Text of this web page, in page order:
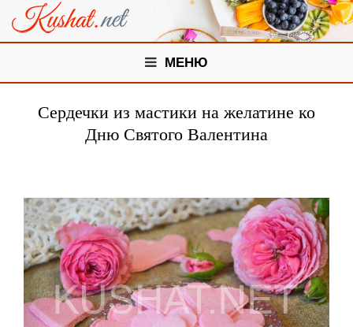
МЕНЮ
Сердечки из мастики на желатине ко
Дню Святого Валентина